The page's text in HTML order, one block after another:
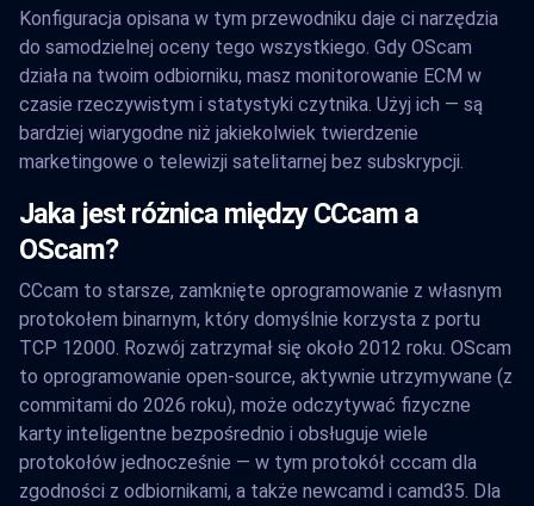
Konfiguracja opisana w tym przewodniku daje ci narzędzia
do samodzielnej oceny tego wszystkiego. Gdy OScam
działa na twoim odbiorniku, masz monitorowanie ECM w
czasie rzeczywistym i statystyki czytnika. Użyj ich — są
bardziej wiarygodne niż jakiekolwiek twierdzenie
marketingowe o telewizji satelitarnej bez subskrypcji.
Jaka jest różnica między CCcam a
OScam?
CCcam to starsze, zamknięte oprogramowanie z własnym
protokołem binarnym, który domyślnie korzysta z portu
TCP 12000. Rozwój zatrzymał się około 2012 roku. OScam
to oprogramowanie open-source, aktywnie utrzymywane (z
commitami do 2026 roku), może odczytywać fizyczne
karty inteligentne bezpośrednio i obsługuje wiele
protokołów jednocześnie — w tym protokół cccam dla
zgodności z odbiornikami, a także newcamd i camd35. Dla